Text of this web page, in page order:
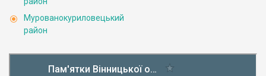
Мурованокуриловецький
район